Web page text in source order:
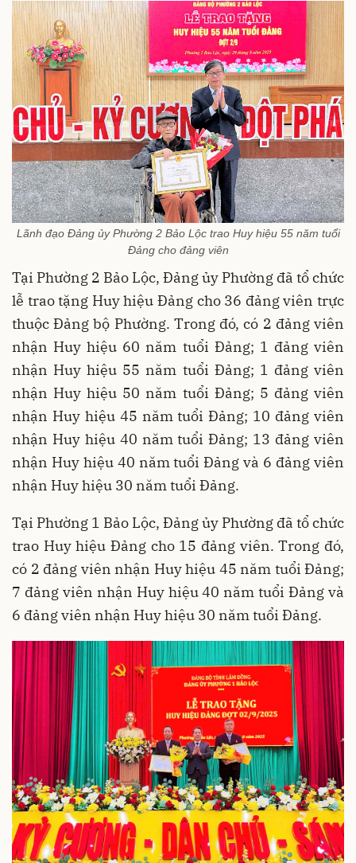
Lãnh đạo Đảng ủy Phường 2 Bảo Lộc trao Huy hiệu 55 năm tuổi
Đảng cho đảng viên
Tại Phường 2 Bảo Lộc, Đảng ủy Phường đã tổ chức
lễ trao tặng Huy hiệu Đảng cho 36 đảng viên trực
thuộc Đảng bộ Phường. Trong đó, có 2 đảng viên
nhận Huy hiệu 60 năm tuổi Đảng; 1 đảng viên
nhận Huy hiệu 55 năm tuổi Đảng; 1 đảng viên
nhận Huy hiệu 50 năm tuổi Đảng; 5 đảng viên
nhận Huy hiệu 45 năm tuổi Đảng; 10 đảng viên
nhận Huy hiệu 40 năm tuổi Đảng; 13 đảng viên
nhận Huy hiệu 40 năm tuổi Đảng và 6 đảng viên
nhận Huy hiệu 30 năm tuổi Đảng.
Tại Phường 1 Bảo Lộc, Đảng ủy Phường đã tổ chức
trao Huy hiệu Đảng cho 15 đảng viên. Trong đó,
có 2 đảng viên nhận Huy hiệu 45 năm tuổi Đảng;
7 đảng viên nhận Huy hiệu 40 năm tuổi Đảng và
6 đảng viên nhận Huy hiệu 30 năm tuổi Đảng.